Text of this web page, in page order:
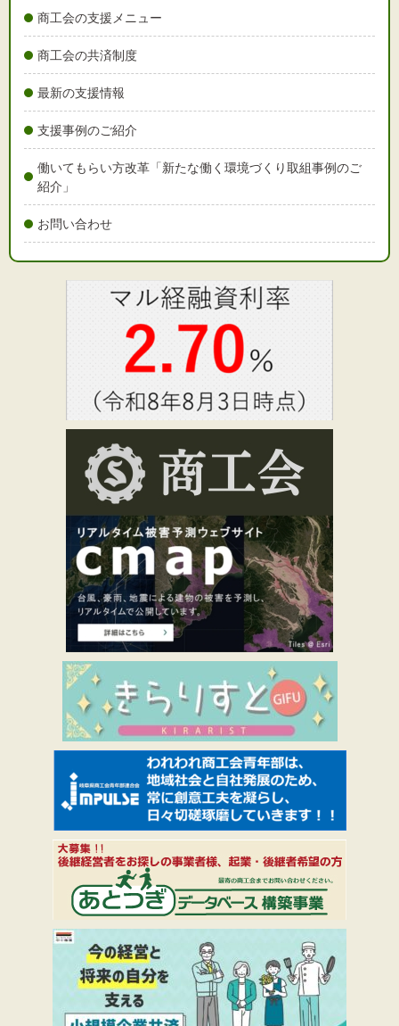
商工会の支援メニュー
商工会の共済制度
最新の支援情報
支援事例のご紹介
働いてもらい方改革「新たな働く環境づくり取組事例のご
紹介」
お問い合わせ